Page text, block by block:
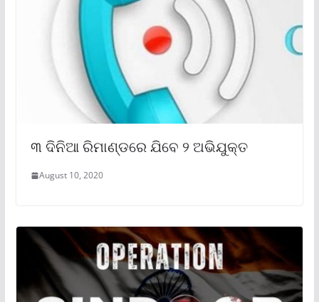
୩ ଦିନିଆ ରିମାଣ୍ଡରେ ଯିବେ ୨ ଅଭିଯୁକ୍ତ
August 10, 2020